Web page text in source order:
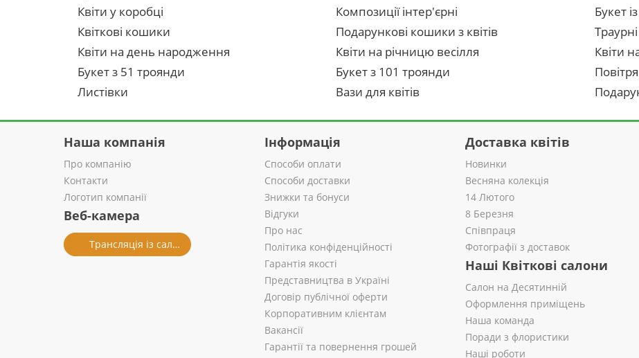
Квіти у коробці
Композиції інтер'єрні
Букет
Квіткові кошики
Подарункові кошики з квітів
Квіти на день народження
Квіти на річницю весілля
Квіти
Букет з 51 троянди
Букет з 101 троянди
Листівки
Вази для квітів
Наша компанія
Про компанію
Контакти
Логотип компанії
Веб-камера
Трансляція із салону
Інформація
Способи оплати
Способи доставки
Знижки та бонуси
Відгуки
Про нас
Політика конфіденційності
Гарантія якості
Представництва в Україні
Договір публічної оферти
Корпоративним клієнтам
Вакансії
Гарантії та повернення грошей
Доставка квітів
Новинки
Весняна колекція
14 Лютого
8 Березня
Співпраця
Фотографії з доставок
Наші Квіткові салони
Салон на Десятинній
Оформлення приміщень
Наша команда
Поради з флористики
Наші роботи